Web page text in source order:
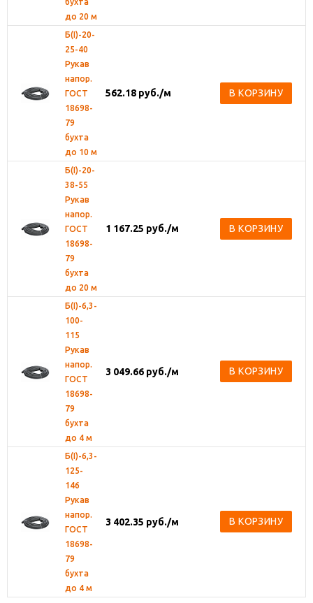
до 20 м
Б(I)-20-
25-40
Рукав
напор.
ГОСТ
18698-
79
бухта
до 10 м
562.18 руб./м В КОРЗИНУ
Б(I)-20-
38-55
Рукав
напор.
ГОСТ
18698-
79
бухта
до 20 м
1 167.25 руб./м В КОРЗИНУ
Б(I)-6,3-
100-
115
Рукав
напор.
ГОСТ
18698-
79
бухта
до 4 м
3 049.66 руб./м В КОРЗИНУ
Б(I)-6,3-
125-
146
Рукав
напор.
ГОСТ
18698-
79
бухта
до 4 м
3 402.35 руб./м В КОРЗИНУ